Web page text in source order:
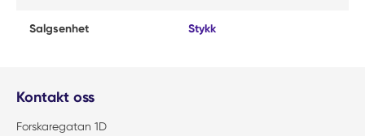
Salgsenhet Stykk
Kontakt oss
Forskaregatan 1D